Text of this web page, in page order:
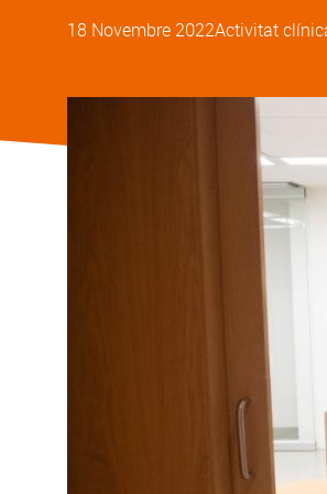
18 Novembre 2022Activitat